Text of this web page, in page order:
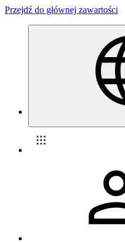
Przejdź do głównej zawartości